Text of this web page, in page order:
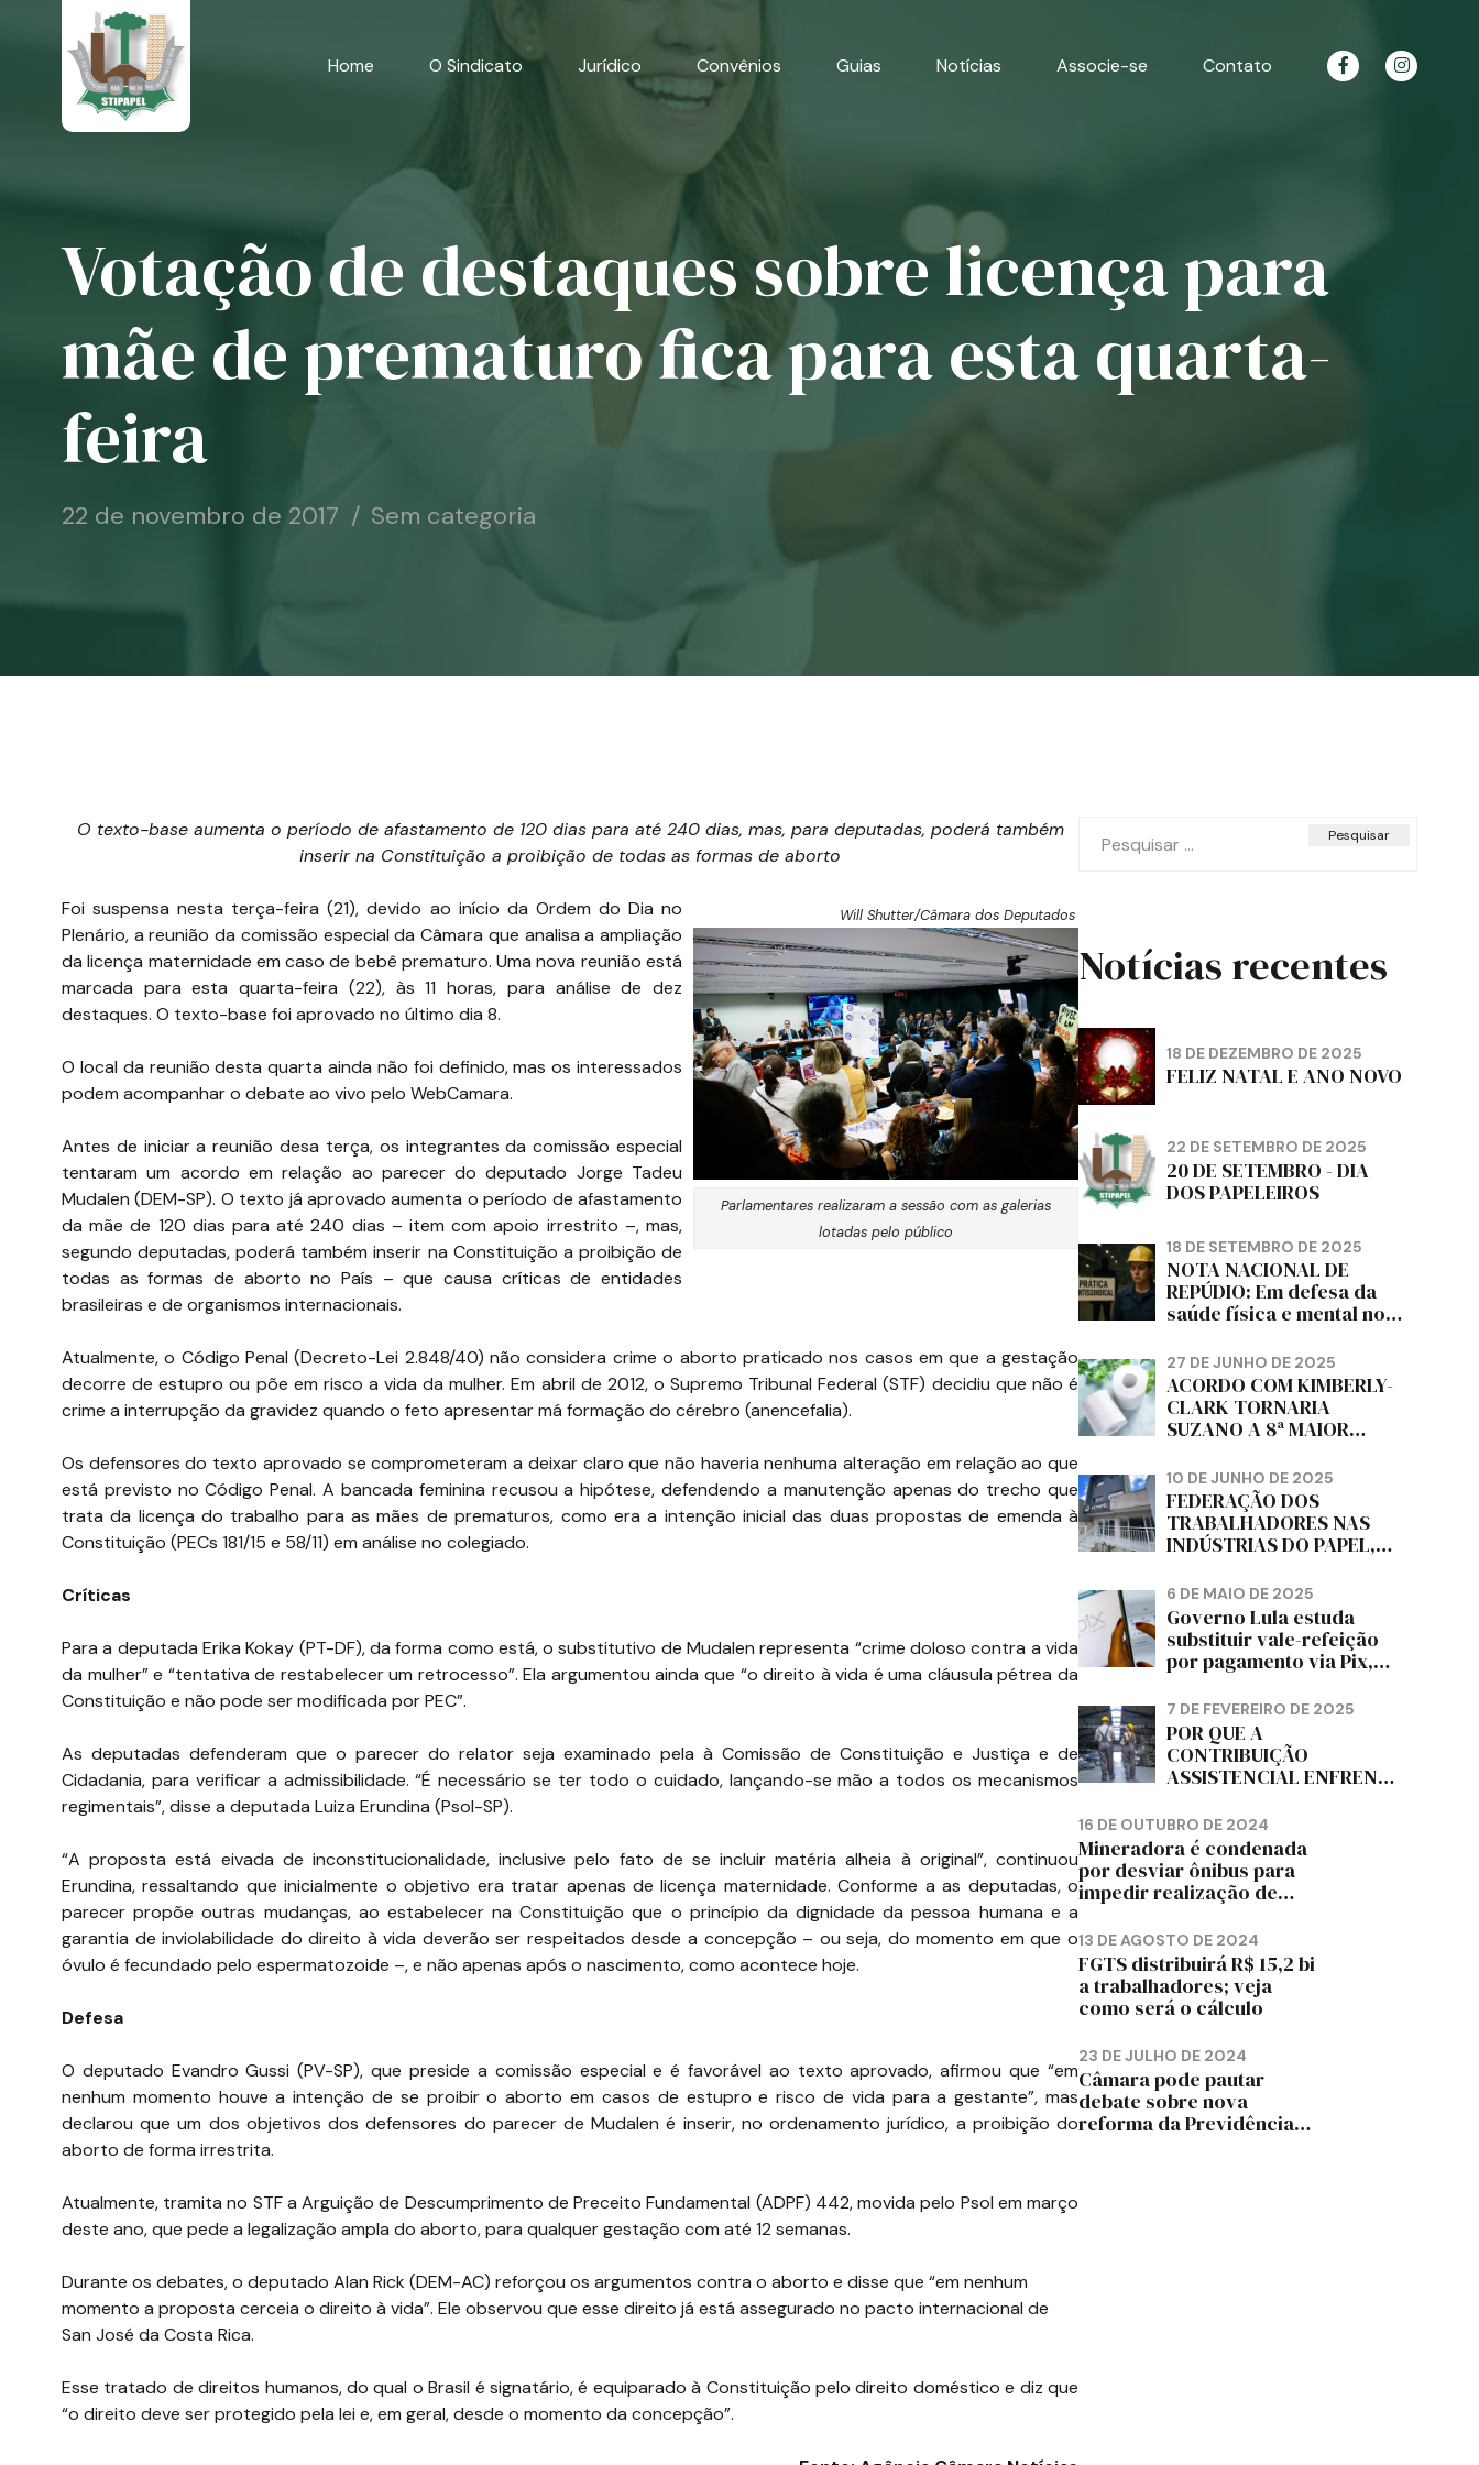
Home O Sindicato Jurídico Convênios Guias Notícias Associe-se Contato
Votação de destaques sobre licença para
mãe de prematuro fica para esta quarta-
feira
22 de novembro de 2017 Sem categoria
O texto-base aumenta o período de afastamento de 120 dias para até 240 dias, mas, para deputadas, poderá também
inserir na Constituição a proibição de todas as formas de aborto
Will Shutter/Câmara dos Deputados
Parlamentares realizaram a sessão com as galerias
lotadas pelo público
Foi suspensa nesta terça-feira (21), devido ao início da Ordem do Dia no
Plenário, a reunião da comissão especial da Câmara que analisa a ampliação
da licença maternidade em caso de bebê prematuro. Uma nova reunião está
marcada para esta quarta-feira (22), às 11 horas, para análise de dez
destaques. O texto-base foi aprovado no último dia 8.
O local da reunião desta quarta ainda não foi definido, mas os interessados
podem acompanhar o debate ao vivo pelo WebCamara.
Antes de iniciar a reunião desa terça, os integrantes da comissão especial
tentaram um acordo em relação ao parecer do deputado Jorge Tadeu
Mudalen (DEM-SP). O texto já aprovado aumenta o período de afastamento
da mãe de 120 dias para até 240 dias – item com apoio irrestrito –, mas,
segundo deputadas, poderá também inserir na Constituição a proibição de
todas as formas de aborto no País – que causa críticas de entidades
brasileiras e de organismos internacionais.
Atualmente, o Código Penal (Decreto-Lei 2.848/40) não considera crime o aborto praticado nos casos em que a gestação
decorre de estupro ou põe em risco a vida da mulher. Em abril de 2012, o Supremo Tribunal Federal (STF) decidiu que não é
crime a interrupção da gravidez quando o feto apresentar má formação do cérebro (anencefalia).
Os defensores do texto aprovado se comprometeram a deixar claro que não haveria nenhuma alteração em relação ao que
está previsto no Código Penal. A bancada feminina recusou a hipótese, defendendo a manutenção apenas do trecho que
trata da licença do trabalho para as mães de prematuros, como era a intenção inicial das duas propostas de emenda à
Constituição (PECs 181/15 e 58/11) em análise no colegiado.
Críticas
Para a deputada Erika Kokay (PT-DF), da forma como está, o substitutivo de Mudalen representa “crime doloso contra a vida
da mulher” e “tentativa de restabelecer um retrocesso”. Ela argumentou ainda que “o direito à vida é uma cláusula pétrea da
Constituição e não pode ser modificada por PEC”.
As deputadas defenderam que o parecer do relator seja examinado pela à Comissão de Constituição e Justiça e de
Cidadania, para verificar a admissibilidade. “É necessário se ter todo o cuidado, lançando-se mão a todos os mecanismos
regimentais”, disse a deputada Luiza Erundina (Psol-SP).
“A proposta está eivada de inconstitucionalidade, inclusive pelo fato de se incluir matéria alheia à original”, continuou
Erundina, ressaltando que inicialmente o objetivo era tratar apenas de licença maternidade. Conforme a as deputadas, o
parecer propõe outras mudanças, ao estabelecer na Constituição que o princípio da dignidade da pessoa humana e a
garantia de inviolabilidade do direito à vida deverão ser respeitados desde a concepção – ou seja, do momento em que o
óvulo é fecundado pelo espermatozoide –, e não apenas após o nascimento, como acontece hoje.
Defesa
O deputado Evandro Gussi (PV-SP), que preside a comissão especial e é favorável ao texto aprovado, afirmou que “em
nenhum momento houve a intenção de se proibir o aborto em casos de estupro e risco de vida para a gestante”, mas
declarou que um dos objetivos dos defensores do parecer de Mudalen é inserir, no ordenamento jurídico, a proibição do
aborto de forma irrestrita.
Atualmente, tramita no STF a Arguição de Descumprimento de Preceito Fundamental (ADPF) 442, movida pelo Psol em março
deste ano, que pede a legalização ampla do aborto, para qualquer gestação com até 12 semanas.
Durante os debates, o deputado Alan Rick (DEM-AC) reforçou os argumentos contra o aborto e disse que “em nenhum
momento a proposta cerceia o direito à vida”. Ele observou que esse direito já está assegurado no pacto internacional de
San José da Costa Rica.
Esse tratado de direitos humanos, do qual o Brasil é signatário, é equiparado à Constituição pelo direito doméstico e diz que
“o direito deve ser protegido pela lei e, em geral, desde o momento da concepção”.
por:
Notícias recentes
18 DE DEZEMBRO DE 2025
FELIZ NATAL E ANO NOVO
22 DE SETEMBRO DE 2025
20 DE SETEMBRO - DIA
DOS PAPELEIROS
18 DE SETEMBRO DE 2025
NOTA NACIONAL DE
REPÚDIO: Em defesa da
saúde física e mental no
da dignidade sindical.
27 DE JUNHO DE 2025
ACORDO COM KIMBERLY-
CLARK TORNARIA
SUZANO A 8ª MAIOR
HIGIÊNICO DO MUNDO,
DIZ FITCH
10 DE JUNHO DE 2025
FEDERAÇÃO DOS
TRABALHADORES NAS
INDÚSTRIAS DO PAPEL,
CORTIÇA E ARTEFATOS
DE PAPEL DO ESTADO DO
PARANÁ – FETRAPEL-PR
6 DE MAIO DE 2025
Governo Lula estuda
substituir vale-refeição
por pagamento via Pix,
7 DE FEVEREIRO DE 2025
POR QUE A
CONTRIBUIÇÃO
ASSISTENCIAL ENFRENTA
TRABALHADORES?
16 DE OUTUBRO DE 2024
Mineradora é condenada
por desviar ônibus para
impedir realização de
13 DE AGOSTO DE 2024
FGTS distribuirá R$ 15,2 bi
a trabalhadores; veja
como será o cálculo
23 DE JULHO DE 2024
Câmara pode pautar
debate sobre nova
reforma da Previdência